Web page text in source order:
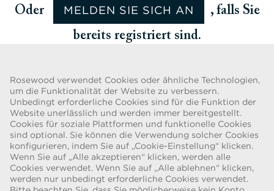
Rosewood verwendet Cookies oder ähnliche Technologien,
um die Funktionalität der Website zu verbessern.
Unbedingt erforderliche Cookies sind für die Funktion der
Website unerlässlich und werden immer bereitgestellt.
Cookies für soziale Plattformen und funktionelle Cookies
sind optional. Sie können die Verwendung solcher Cookies
konfigurieren, indem Sie auf „Cookie-Einstellung“ klicken.
Wenn Sie auf „Alle akzeptieren“ klicken, werden alle
Cookies verwendet. Wenn Sie auf „Alle ablehnen“ klicken,
werden nur unbedingt erforderliche Cookies verwendet.
Oder MELDEN SIE SICH AN
, falls Sie
bereits registriert sind.
Zurück
BETRUGSWARNUNG
Wir wurden auf eine aktuelle Betrugsmasche aufmerksam gemacht,
bei der Personen, die sich als Recruiter/Recruiterin ausgeben,
Arbeitsverträge für die Rosewood Hotel Group anbieten. Diese
Anfragen erfolgen durch Personen, die webbasierte E-Mail-Konten